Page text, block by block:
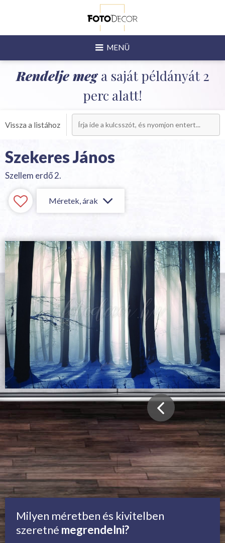
MENÜ
Rendelje mega saját példányát 2
perc alatt!
Vissza a listához
Szekeres János
Szellem erdő 2.
Méretek, árak
Milyen méretben és kivitelben
szeretné megrendelni?